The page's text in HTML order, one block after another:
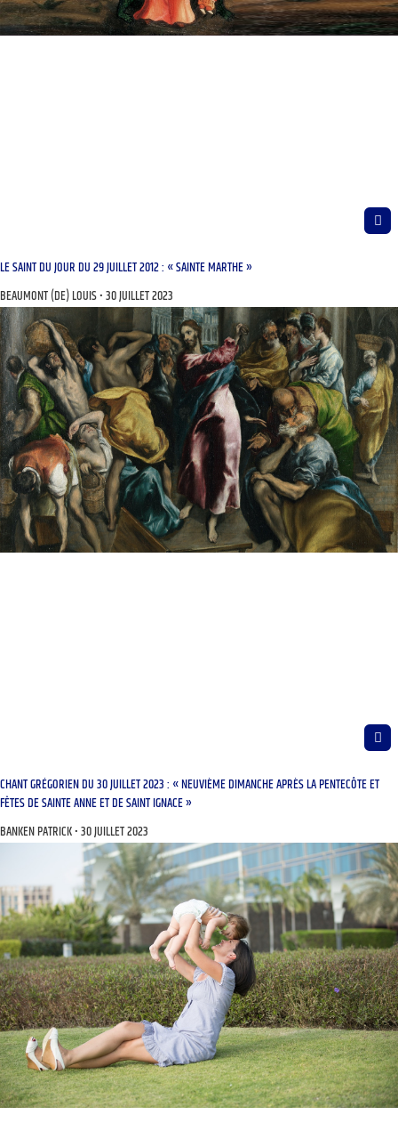
LE SAINT DU JOUR DU 29 JUILLET 2012 : « SAINTE MARTHE »
BEAUMONT (DE) LOUIS 30 JUILLET 2023
CHANT GRÉGORIEN DU 30 JUILLET 2023 : « NEUVIÈME DIMANCHE APRÈS LA PENTECÔTE ET
FÊTES DE SAINTE ANNE ET DE SAINT IGNACE »
BANKEN PATRICK 30 JUILLET 2023